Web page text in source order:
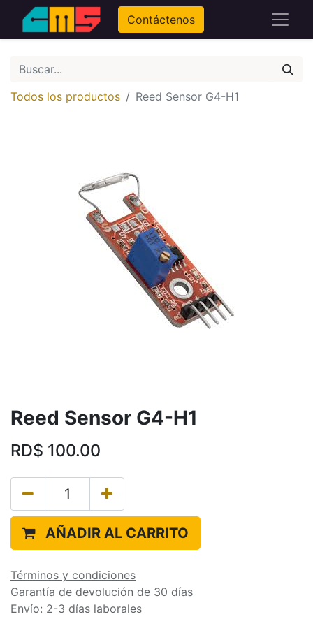
Contáctenos
Todos los productos Reed Sensor G4-H1
Reed Sensor G4-H1
RD$ 100.00
AÑADIR AL CARRITO
Términos y condiciones
Garantía de devolución de 30 días
Envío: 2-3 días laborales